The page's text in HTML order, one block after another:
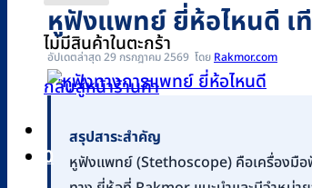
ไม่มีสินค้าในตะกร้า
กลับสู่หน้าร้านค้า
0
หูฟังแพทย์ ยี่ห้อไหนดี เ
อัปเดตล่าสุด 29 กรกฎาคม 2569 Rakmor.com
สรุปสาระสำคัญ
หูฟังแพทย์ (Stethoscope) คือเครื่องมือฟั